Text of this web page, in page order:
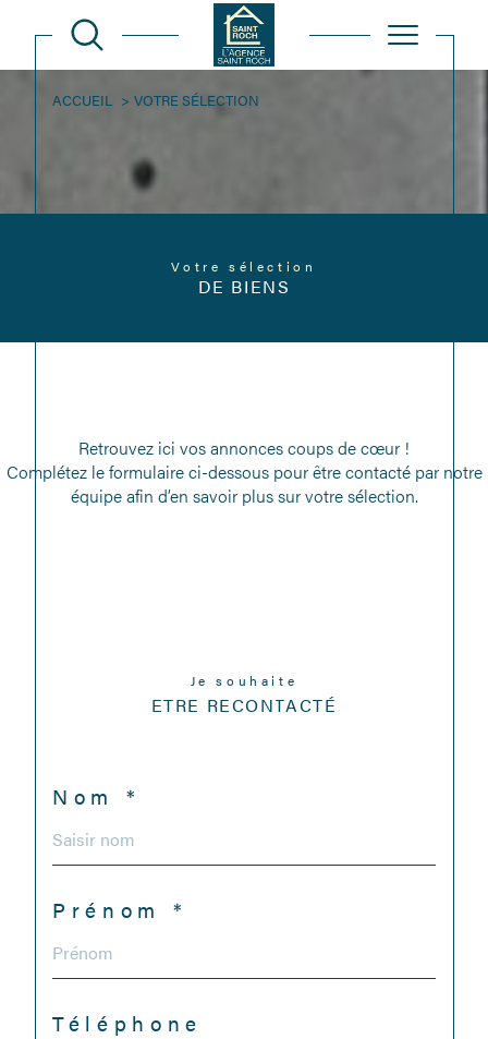
ACCUEIL VOTRE SÉLECTION
Votre sélection
DE BIENS
Retrouvez ici vos annonces coups de cœur !
Complétez le formulaire ci-dessous pour être contacté par notre
équipe afin d’en savoir plus sur votre sélection.
Je souhaite
ETRE RECONTACTÉ
Nom *
Prénom *
Téléphone